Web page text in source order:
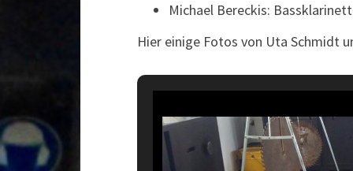
Michael Bereckis:
Hier einige Fotos von Uta Schmidt